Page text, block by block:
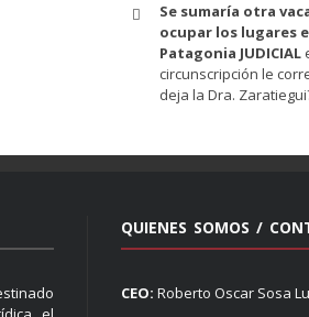
Se sumaría otra
ocupar los lugares
Patagonia JUDICIAL
circunscripción le
deja la Dra.
QUIENES SOMOS /
CEO: Roberto Oscar Sosa